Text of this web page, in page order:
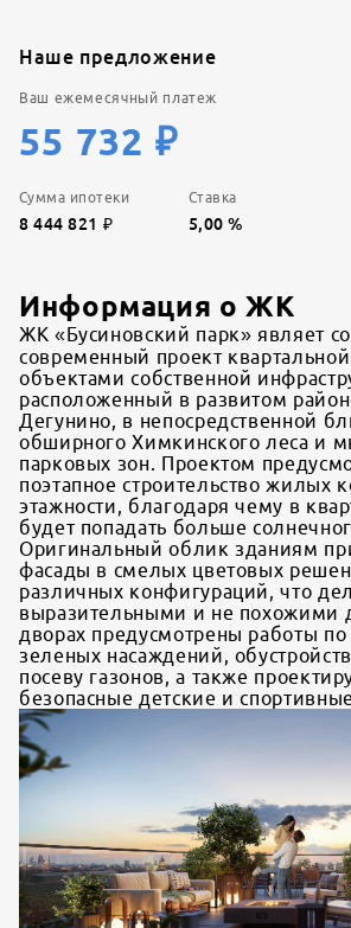
Наше предложение
Ваш ежемесячный платеж
55 732 ₽
Сумма ипотеки
8 444 821 ₽
Ставка
5,00 %
Информация о ЖК
ЖК «Бусиновский парк» являет
современный проект квартальной
объектами собственной
расположенный в развитом
Дегунино, в непосредственной
обширного Химкинского леса и
парковых зон. Проектом
поэтапное строительство жилых
этажности, благодаря чему в
будет попадать больше
Оригинальный облик зданиям
фасады в смелых цветовых
различных конфигураций, что
выразительными и не похожими
дворах предусмотрены работы
зеленых насаждений,
посеву газонов, а также
безопасные детские и